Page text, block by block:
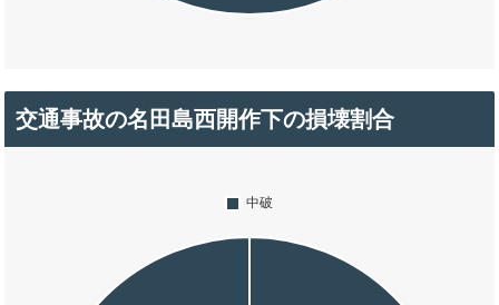
交通事故の名田島西開作下の損壊割合